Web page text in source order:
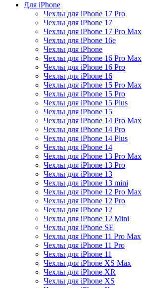
Для iPhone
Чехлы для iPhone 17 Pro
Чехлы для iPhone 17
Чехлы для iPhone 17 Pro Max
Чехлы для iPhone 16e
Чехлы для iPhone
Чехлы для iPhone 16 Pro Max
Чехлы для iPhone 16 Pro
Чехлы для iPhone 16
Чехлы для iPhone 15 Pro Max
Чехлы для iPhone 15 Pro
Чехлы для iPhone 15 Plus
Чехлы для iPhone 15
Чехлы для iPhone 14 Pro Max
Чехлы для iPhone 14 Pro
Чехлы для iPhone 14 Plus
Чехлы для iPhone 14
Чехлы для iPhone 13 Pro Max
Чехлы для iPhone 13 Pro
Чехлы для iPhone 13
Чехлы для iPhone 13 mini
Чехлы для iPhone 12 Pro Max
Чехлы для iPhone 12 Pro
Чехлы для iPhone 12
Чехлы для iPhone 12 Mini
Чехлы для iPhone SE
Чехлы для iPhone 11 Pro Max
Чехлы для iPhone 11 Pro
Чехлы для iPhone 11
Чехлы для iPhone XS Max
Чехлы для iPhone XR
Чехлы для iPhone XS